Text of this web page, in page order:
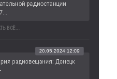
радиостанции
ВСЁ...
радиовещания: Донецк
...
20.05.2024 12:09